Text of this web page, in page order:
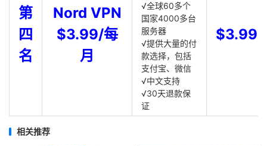
第
四
名
Nord VPN
$3.99/每
月
√全球60多个
国家4000多台
服务器
√提供大量的付
款选择，包括
支付宝、微信
√中文支持
√30天退款保
证
$3.99
相关推荐